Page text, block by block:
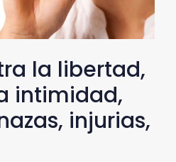
la libertad,
intimidad,
injurias,